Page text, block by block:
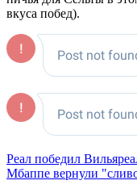
вкуса побед).
Реал победил
Мбаппе вернули